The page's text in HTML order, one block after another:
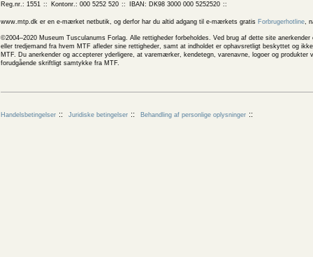
Reg.nr.: 1551
Kontonr.: 000 5252 520 IBAN: DK98 3000 000 5252520
www.mtp.dk er en e-mærket netbutik, og derfor har du altid adgang til e-mærkets gratis Forbrugerhotline,
©2004–2020 Museum Tusculanums Forlag. Alle rettigheder forbeholdes. Ved brug af dette site
eller tredjemand fra hvem MTF afleder sine rettigheder, samt at indholdet er ophavsretligt beskyttet og
MTF. Du anerkender og accepterer yderligere, at varemærker, kendetegn, varenavne, logoer og
forudgående skriftligt samtykke fra MTF.
Handelsbetingelser Juridiske betingelser Behandling af personlige oplysninger